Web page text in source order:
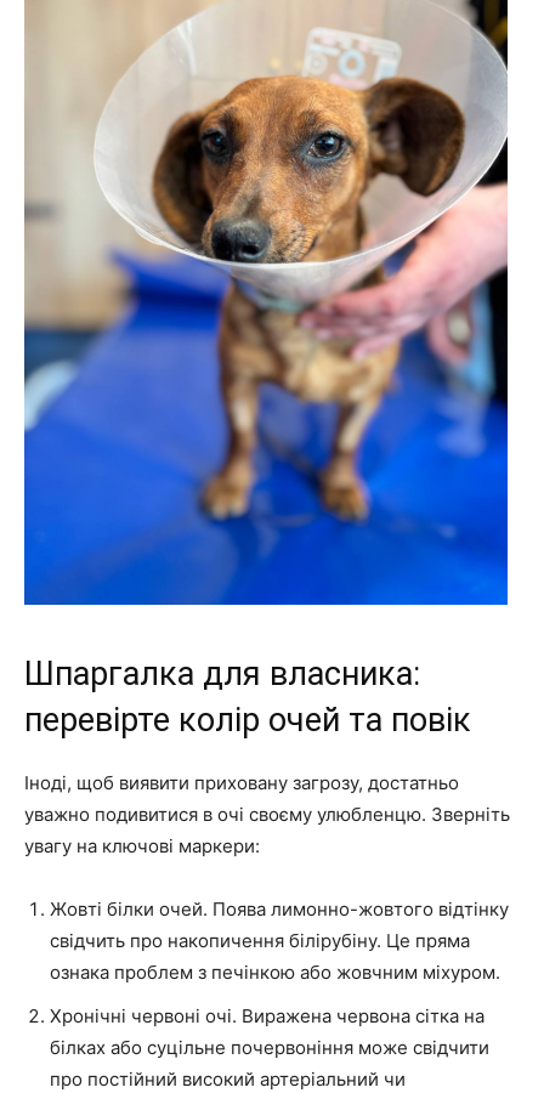
Шпаргалка для власника:
перевірте колір очей та повік
Іноді, щоб виявити приховану загрозу, достатньо
уважно подивитися в очі своєму улюбленцю. Зверніть
увагу на ключові маркери:
Жовті білки очей. Поява лимонно-жовтого відтінку
свідчить про накопичення білірубіну. Це пряма
ознака проблем з печінкою або жовчним міхуром.
Хронічні червоні очі. Виражена червона сітка на
білках або суцільне почервоніння може свідчити
про постійний високий артеріальний чи